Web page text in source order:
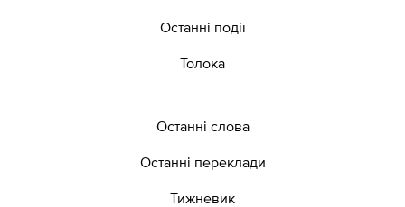
Останні події
Толока
Останні слова
Останні переклади
Тижневик